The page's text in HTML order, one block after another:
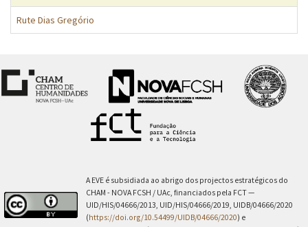
Rute Dias Gregório
A EVE é subsidiada ao abrigo dos projectos estratégicos do
CHAM - NOVA FCSH / UAc, financiados pela FCT —
UID/HIS/04666/2013, UID/HIS/04666/2019, UIDB/04666/2020
(https://doi.org/10.54499/UIDB/04666/2020) e